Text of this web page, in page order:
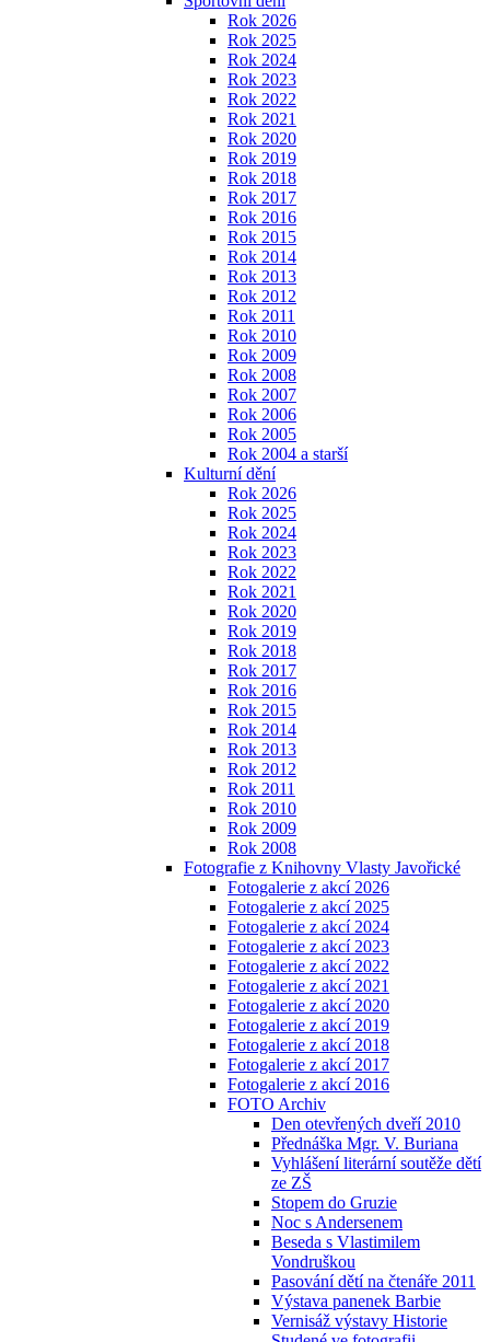
Rok 2026
Rok 2025
Rok 2024
Rok 2023
Rok 2022
Rok 2021
Rok 2020
Rok 2019
Rok 2018
Rok 2017
Rok 2016
Rok 2015
Rok 2014
Rok 2013
Rok 2012
Rok 2011
Rok 2010
Rok 2009
Rok 2008
Rok 2007
Rok 2006
Rok 2005
Rok 2004 a starší
Kulturní dění
Rok 2026
Rok 2025
Rok 2024
Rok 2023
Rok 2022
Rok 2021
Rok 2020
Rok 2019
Rok 2018
Rok 2017
Rok 2016
Rok 2015
Rok 2014
Rok 2013
Rok 2012
Rok 2011
Rok 2010
Rok 2009
Rok 2008
Fotografie z Knihovny Vlasty Javořické
Fotogalerie z akcí 2026
Fotogalerie z akcí 2025
Fotogalerie z akcí 2024
Fotogalerie z akcí 2023
Fotogalerie z akcí 2022
Fotogalerie z akcí 2021
Fotogalerie z akcí 2020
Fotogalerie z akcí 2019
Fotogalerie z akcí 2018
Fotogalerie z akcí 2017
Fotogalerie z akcí 2016
FOTO Archiv
Den otevřených dveří 2010
Přednáška Mgr. V. Buriana
Vyhlášení literární soutěže dětí
ze ZŠ
Stopem do Gruzie
Noc s Andersenem
Beseda s Vlastimilem
Vondruškou
Pasování dětí na čtenáře 2011
Výstava panenek Barbie
Vernisáž výstavy Historie